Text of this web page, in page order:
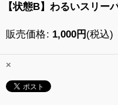
【状態B】わるいスリー
販売価格: 1,000円 (税込)
×